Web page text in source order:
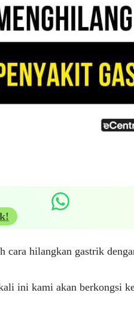
cara hilangkan gastrik
ini kami akan berkongsi